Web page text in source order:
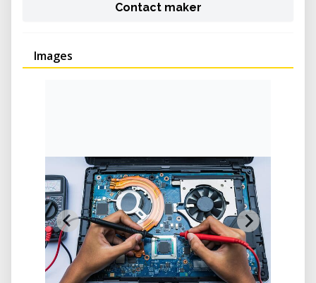
Contact maker
Images